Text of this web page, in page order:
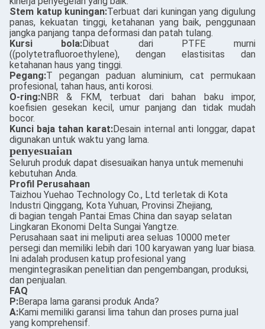
Stem katup kuningan:Terbuat dari kuningan yang digulung
panas, kekuatan tinggi, ketahanan yang baik, penggunaan
jangka panjang tanpa deformasi dan patah tulang.
Kursi bola:Dibuat dari PTFE murni
((polytetrafluoroethylene), dengan elastisitas dan
ketahanan haus yang tinggi.
Pegang:T pegangan paduan aluminium, cat permukaan
profesional, tahan haus, anti korosi.
O-ring:NBR & FKM, terbuat dari bahan baku impor,
koefisien gesekan kecil, umur panjang dan tidak mudah
bocor.
Kunci baja tahan karat:Desain internal anti longgar, dapat
digunakan untuk waktu yang lama.
penyesuaian
Seluruh produk dapat disesuaikan hanya untuk memenuhi
kebutuhan Anda.
Profil Perusahaan
Taizhou Yuehao Technology Co., Ltd terletak di Kota
Industri Qinggang, Kota Yuhuan, Provinsi Zhejiang,
di bagian tengah Pantai Emas China dan sayap selatan
Lingkaran Ekonomi Delta Sungai Yangtze.
Perusahaan saat ini meliputi area seluas 10000 meter
persegi dan memiliki lebih dari 100 karyawan yang luar biasa.
Ini adalah produsen katup profesional yang
mengintegrasikan penelitian dan pengembangan, produksi,
dan penjualan.
FAQ
P:Berapa lama garansi produk Anda?
A:Kami memiliki garansi lima tahun dan proses purna jual
yang komprehensif.